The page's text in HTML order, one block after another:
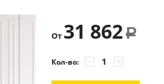
От 31 862 Р
Кол-во: +
−